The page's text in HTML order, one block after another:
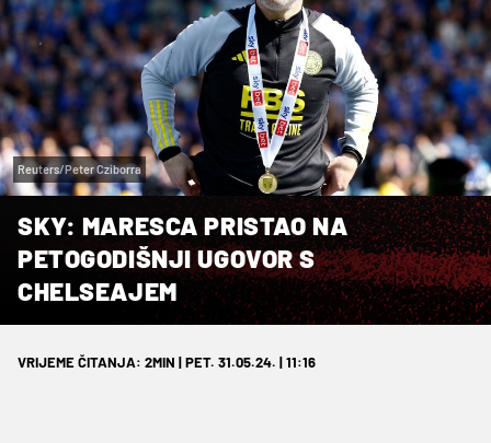
Reuters/Peter Cziborra
SKY: MARESCA PRISTAO NA
PETOGODIŠNJI UGOVOR S
CHELSEAJEM
VRIJEME ČITANJA: 2MIN | PET. 31.05.24. | 11:16